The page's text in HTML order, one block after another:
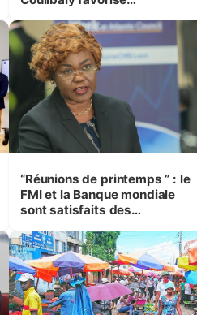
aurifèrei dans le district du
Woroba
“Réunions de printemps ” : le
FMI et la Banque mondiale
sont satisfaits des
d’Ivoire (Nialé Kaba)